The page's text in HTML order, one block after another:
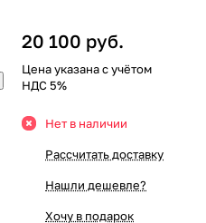
20 100 руб.
Цена указана с учётом
НДС 5%
Нет в наличии
Рассчитать доставку
Нашли дешевле?
Хочу в подарок